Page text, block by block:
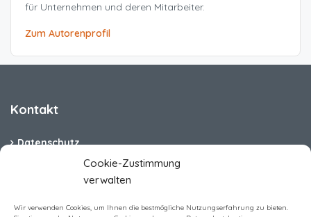
Cookie-Zustimmung
verwalten
Wir verwenden Cookies, um Ihnen die bestmögliche Nutzungserfahrung zu bieten.
für Unternehmen und deren Mitarbeiter.
Zum Autorenprofil
Kontakt
Datenschutz
Cookie-Richtlinie (EU)
Barrierefreiheit